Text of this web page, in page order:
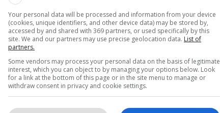
për disa vite, duke theksuar statusin e Kroacisë
kam marrë mbështetje për të. Por tani, të gjitha
ndodhin, dhe ky karton i kuq, dhe gjithçka së
se kam pasur të drejtë dhe konfirmojnë se
fola për këtë. Dhe ju e dini që unë isha i vetmi
votova në zgjedhjet e FIFA-s për disa vite, se
edhe atëherë nuk u trajtova në mënyrën më të
Your personal data will be processed and information from your device
(cookies, unique identifiers, and other device data) may be stored by,
accessed by and shared with 369 partners, or used specifically by this
site. We and our partners may use precise geolocation data. List of
partners.
Some vendors may process your personal data on the basis of legitimate
interest, which you can object to by managing your options below. Look
for a link at the bottom of this page or in the site menu to manage or
withdraw consent in privacy and cookie settings.